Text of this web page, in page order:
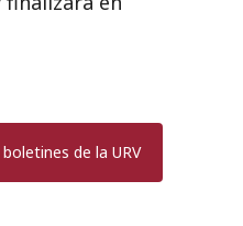
de la URV